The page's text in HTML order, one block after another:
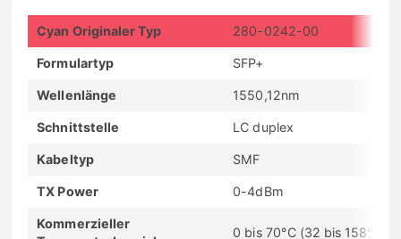
Cyan Originaler Typ 280-0242-00
Formulartyp SFP+
Wellenlänge 1550,12nm
Schnittstelle LC duplex
Kabeltyp SMF
TX Power 0-4dBm
Kommerzieller
0 bis 70°C (32 bis 158°F)